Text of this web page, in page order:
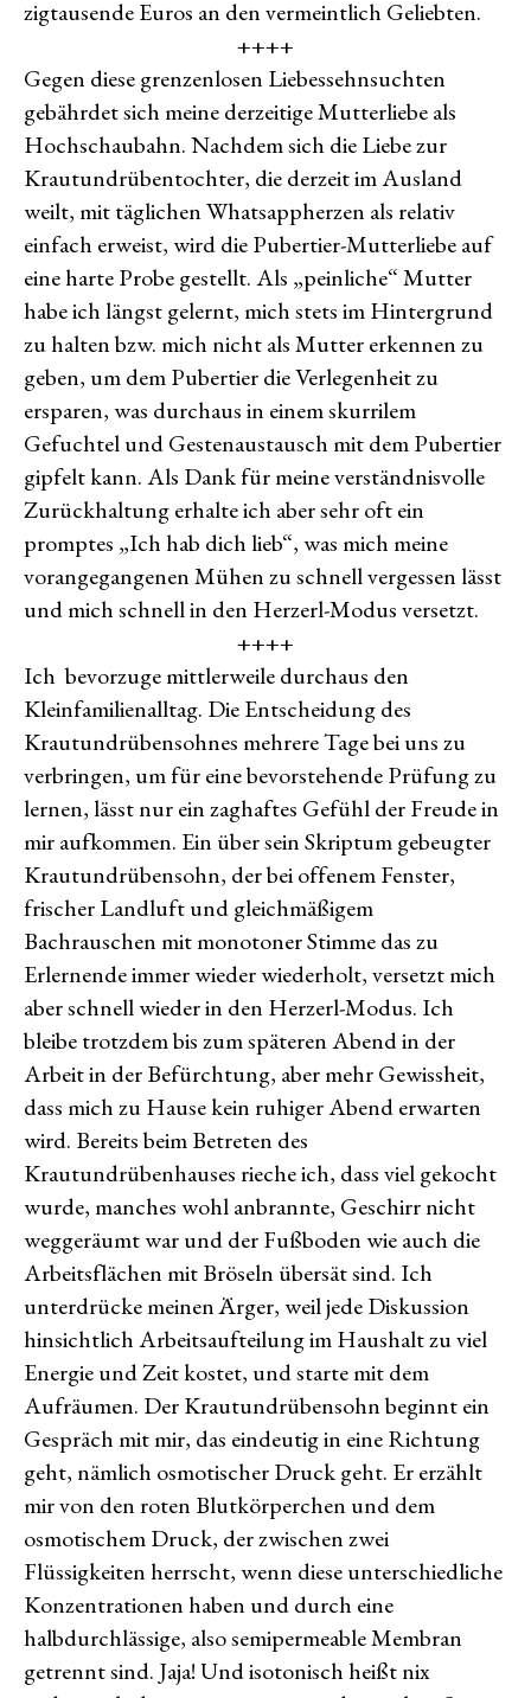
zigtausende Euros an den vermeintlich Geliebten.
++++
Gegen diese grenzenlosen Liebessehnsuchten
gebährdet sich meine derzeitige Mutterliebe als
Hochschaubahn. Nachdem sich die Liebe zur
Krautundrübentochter, die derzeit im Ausland
weilt, mit täglichen Whatsappherzen als relativ
einfach erweist, wird die Pubertier-Mutterliebe auf
eine harte Probe gestellt. Als „peinliche“ Mutter
habe ich längst gelernt, mich stets im Hintergrund
zu halten bzw. mich nicht als Mutter erkennen zu
geben, um dem Pubertier die Verlegenheit zu
ersparen, was durchaus in einem skurrilem
Gefuchtel und Gestenaustausch mit dem Pubertier
gipfelt kann. Als Dank für meine verständnisvolle
Zurückhaltung erhalte ich aber sehr oft ein
promptes „Ich hab dich lieb“, was mich meine
vorangegangenen Mühen zu schnell vergessen lässt
und mich schnell in den Herzerl-Modus versetzt.
++++
Ich bevorzuge mittlerweile durchaus den
Kleinfamilienalltag. Die Entscheidung des
Krautundrübensohnes mehrere Tage bei uns zu
verbringen, um für eine bevorstehende Prüfung zu
lernen, lässt nur ein zaghaftes Gefühl der Freude in
mir aufkommen. Ein über sein Skriptum gebeugter
Krautundrübensohn, der bei offenem Fenster,
frischer Landluft und gleichmäßigem
Bachrauschen mit monotoner Stimme das zu
Erlernende immer wieder wiederholt, versetzt mich
aber schnell wieder in den Herzerl-Modus. Ich
bleibe trotzdem bis zum späteren Abend in der
Arbeit in der Befürchtung, aber mehr Gewissheit,
dass mich zu Hause kein ruhiger Abend erwarten
wird. Bereits beim Betreten des
Krautundrübenhauses rieche ich, dass viel gekocht
wurde, manches wohl anbrannte, Geschirr nicht
weggeräumt war und der Fußboden wie auch die
Arbeitsflächen mit Bröseln übersät sind. Ich
unterdrücke meinen Ärger, weil jede Diskussion
hinsichtlich Arbeitsaufteilung im Haushalt zu viel
Energie und Zeit kostet, und starte mit dem
Aufräumen. Der Krautundrübensohn beginnt ein
Gespräch mit mir, das eindeutig in eine Richtung
geht, nämlich osmotischer Druck geht. Er erzählt
mir von den roten Blutkörperchen und dem
osmotischem Druck, der zwischen zwei
Flüssigkeiten herrscht, wenn diese unterschiedliche
Konzentrationen haben und durch eine
halbdurchlässige, also semipermeable Membran
getrennt sind. Jaja! Und isotonisch heißt nix